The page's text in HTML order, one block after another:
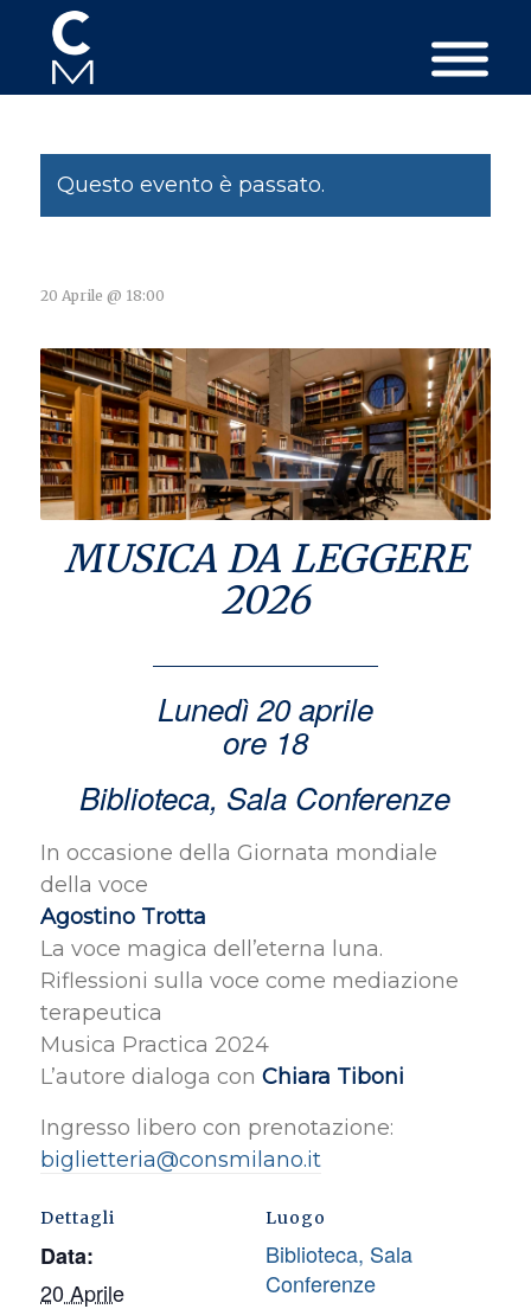
Questo evento è passato.
20 Aprile @ 18:00
MUSICA DA LEGGERE
2026
Lunedì 20 aprile
ore 18
Biblioteca, Sala Conferenze
In occasione della Giornata mondiale
della voce
Agostino Trotta
La voce magica dell’eterna luna.
Riflessioni sulla voce come mediazione
terapeutica
Musica Practica 2024
L’autore dialoga con Chiara Tiboni
Ingresso libero con prenotazione:
biglietteria@consmilano.it
Dettagli
Data:
20 Aprile
Luogo
Biblioteca, Sala
Conferenze